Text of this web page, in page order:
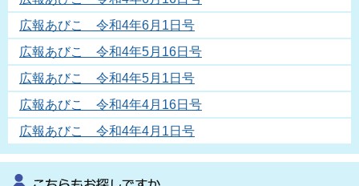
広報あびこ 令和4年6月1日号
広報あびこ 令和4年5月16日号
広報あびこ 令和4年5月1日号
広報あびこ 令和4年4月16日号
広報あびこ 令和4年4月1日号